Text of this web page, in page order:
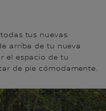
tus nuevas
arriba de tu nueva
el espacio de tu
de pie cómodamente.